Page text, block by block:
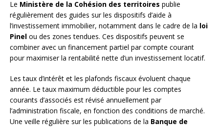
Le Ministère de la Cohésion des territoires publie
régulièrement des guides sur les dispositifs d’aide à
l’investissement immobilier, notamment dans le cadre de la loi
Pinel ou des zones tendues. Ces dispositifs peuvent se
combiner avec un financement partiel par compte courant
pour maximiser la rentabilité nette d’un investissement locatif.
Les taux d’intérêt et les plafonds fiscaux évoluent chaque
année. Le taux maximum déductible pour les comptes
courants d’associés est révisé annuellement par
l’administration fiscale, en fonction des conditions de marché.
Une veille régulière sur les publications de la Banque de